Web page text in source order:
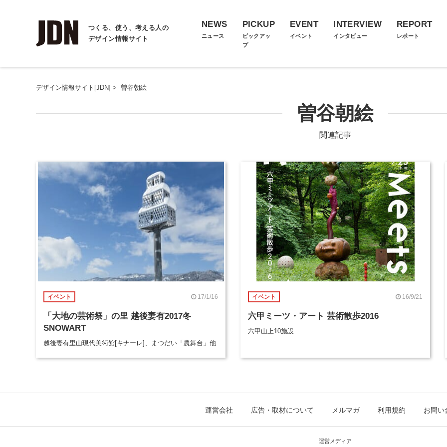
つくる、使う、考える人の
デザイン情報サイト
NEWS
ニュース
PICKUP
ピックアッ
プ
EVENT
イベント
INTERVIEW
インタビュー
REPORT
レポート
デザイン情報サイト[JDN] > 曽谷朝絵
曽谷朝絵
関連記事
イベント 17/1/16
「大地の芸術祭」の里 越後妻有2017冬
SNOWART
越後妻有里山現代美術館[キナーレ]、まつだい「農舞台」他
イベント 16/9/21
六甲ミーツ・アート 芸術散歩2016
六甲山上10施設
運営会社 広告・取材について メルマガ 利用規約 お問い
運営メディア